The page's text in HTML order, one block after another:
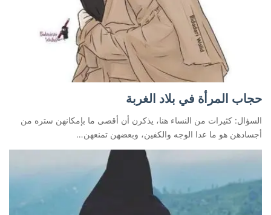
حجاب المرأة في بلاد الغربة
السؤال: كثيرات من النساء هنا، يذكرن أن أقصى ما بإمكانهن ستره من
أجسادهن هو ما عدا الوجه والكفين، وبعضهن تمنعهن…